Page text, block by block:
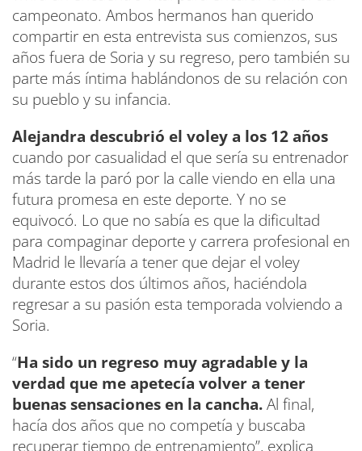
campeonato. Ambos hermanos han querido
compartir en esta entrevista sus comienzos, sus
años fuera de Soria y su regreso, pero también su
parte más íntima hablándonos de su relación con
su pueblo y su infancia.
Alejandra descubrió el voley a los 12 años
cuando por casualidad el que sería su entrenador
más tarde la paró por la calle viendo en ella una
futura promesa en este deporte. Y no se
equivocó. Lo que no sabía es que la dificultad
para compaginar deporte y carrera profesional en
Madrid le llevaría a tener que dejar el voley
durante estos dos últimos años, haciéndola
regresar a su pasión esta temporada volviendo a
Soria.
“Ha sido un regreso muy agradable y la
verdad que me apetecía volver a tener
buenas sensaciones en la cancha.Al final,
hacía dos años que no competía y buscaba
recuperar tiempo de entrenamiento”, explica